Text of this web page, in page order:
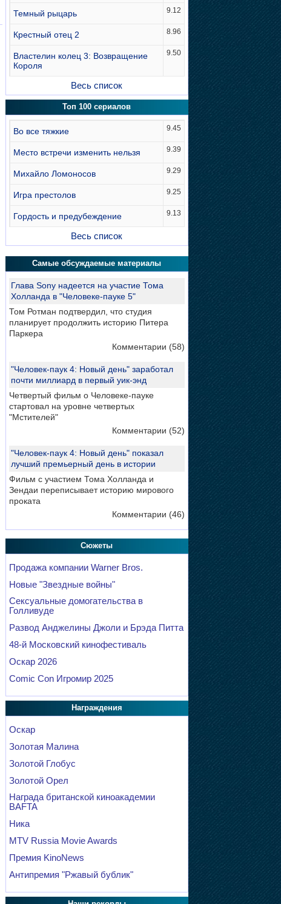
Темный рыцарь 9.12
Крестный отец 2 8.96
Властелин колец 3: Возвращение
Короля
9.50
Весь список
Топ 100 сериалов
Во все тяжкие 9.45
Место встречи изменить нельзя 9.39
Михайло Ломоносов 9.29
Игра престолов 9.25
Гордость и предубеждение 9.13
Весь список
Самые обсуждаемые материалы
Глава Sony надеется на участие Тома
Холланда в "Человеке-пауке 5"
Том Ротман подтвердил, что студия
планирует продолжить историю Питера
Паркера
Комментарии (58)
"Человек-паук 4: Новый день" заработал
почти миллиард в первый уик-энд
Четвертый фильм о Человеке-пауке
стартовал на уровне четвертых
"Мстителей"
Комментарии (52)
"Человек-паук 4: Новый день" показал
лучший премьерный день в истории
Фильм с участием Тома Холланда и
Зендаи переписывает историю мирового
проката
Комментарии (46)
Сюжеты
Продажа компании Warner Bros.
Новые "Звездные войны"
Сексуальные домогательства в
Голливуде
Развод Анджелины Джоли и Брэда Питта
48-й Московский кинофестиваль
Оскар 2026
Comic Con Игромир 2025
Награждения
Оскар
Золотая Малина
Золотой Глобус
Золотой Орел
Награда британской киноакадемии
BAFTA
Ника
MTV Russia Movie Awards
Премия KinoNews
Антипремия "Ржавый бублик"